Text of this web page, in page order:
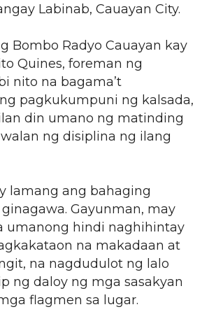
Labinab, Cauayan City.
Bombo Radyo Cauayan kay
Quines, foreman ng
nito na bagama’t
pagkukumpuni ng kalsada,
din umano ng matinding
ng disiplina ng ilang
lamang ang bahaging
Gayunman, may
umanong hindi naghihintay
na makadaan at
na nagdudulot ng lalo
ng daloy ng mga sasakyan
flagmen sa lugar.